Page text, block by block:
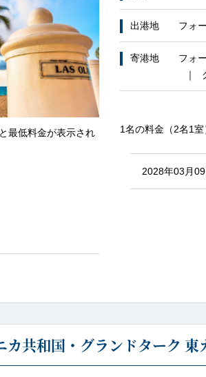
出港地 フォ
寄港地 フォ
1名の料金（2名1室
2028年03月09
最低料金が表示され
カ共和国・グランドターク